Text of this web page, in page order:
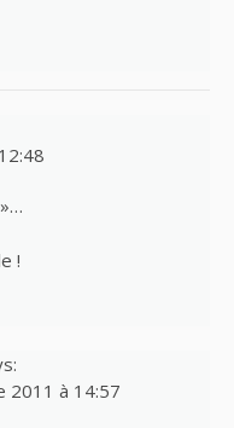
!
2011 à 14:57